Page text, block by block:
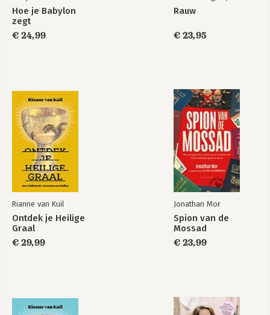
Hoe je Babylon
zegt
€ 24,99
Rauw
€ 23,95
Rianne van Kuil
Ontdek je Heilige
Graal
€ 29,99
Jonathan Mor
Spion van de
Mossad
€ 23,99